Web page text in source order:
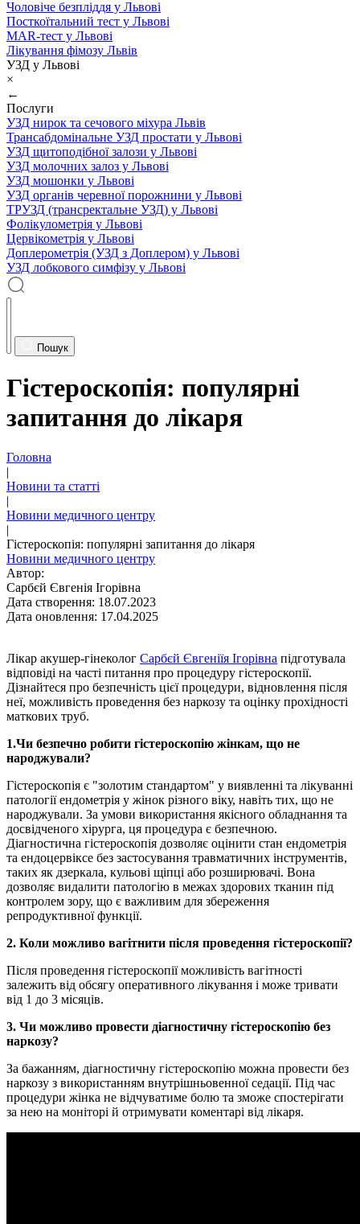
Чоловіче безпліддя у Львові
Посткоїтальний тест у Львові
MAR-тест у Львові
Лікування фімозу Львів
УЗД у Львові
×
←
Послуги
УЗД нирок та сечового міхура Львів
Трансабдомінальне УЗД простати у Львові
УЗД щитоподібної залози у Львові
УЗД молочних залоз у Львові
УЗД мошонки у Львові
УЗД органів черевної порожнини у Львові
ТРУЗД (трансректальне УЗД) у Львові
Фолікулометрія у Львові
Цервікометрія у Львові
Доплерометрія (УЗД з Доплером) у Львові
УЗД лобкового симфізу у Львові
Пошук
Гістероскопія: популярні
запитання до лікаря
Головна
|
Новини та статті
|
Новини медичного центру
|
Гістероскопія: популярні запитання до лікаря
Новини медичного центру
Автор:
Сарбєй Євгенія Ігорівна
Дата створення: 18.07.2023
Дата оновлення: 17.04.2025
Лікар акушер-гінеколог Сарбєй Євгеніїя Ігорівна підготувала
відповіді на часті питання про процедуру гістероскопії.
Дізнайтеся про безпечність цієї процедури, відновлення після
неї, можливість проведення без наркозу та оцінку прохідності
маткових труб.
1.Чи безпечно робити гістероскопію жінкам, що не
народжували?
Гістероскопія є "золотим стандартом" у виявленні та лікуванні
патології ендометрія у жінок різного віку, навіть тих, що не
народжували. За умови використання якісного обладнання та
досвідченого хірурга, ця процедура є безпечною.
Діагностична гістероскопія дозволяє оцінити стан ендометрія
та ендоцервіксe без застосування травматичних інструментів,
таких як дзеркала, кульові щіпці або розширювачі. Вона
дозволяє видалити патологію в межах здорових тканин під
контролем зору, що є важливим для збереження
репродуктивної функції.
2. Коли можливо вагітнити після проведення гістероскопії?
Після проведення гістероскопії можливість вагітності
залежить від обсягу оперативного лікування і може тривати
від 1 до 3 місяців.
3. Чи можливо провести діагностичну гістероскопію без
наркозу?
За бажанням, діагностичну гістероскопію можна провести без
наркозу з використанням внутрішньовенної седації. Під час
процедури жінка не відчуватиме болю та зможе спостерігати
за нею на моніторі й отримувати коментарі від лікаря.